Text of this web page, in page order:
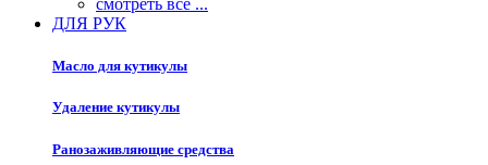
смотреть все ...
ДЛЯ РУК
Масло для кутикулы
Удаление кутикулы
Ранозаживляющие средства